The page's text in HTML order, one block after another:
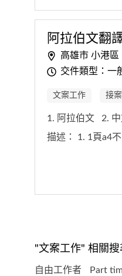
阿拉伯文翻
高雄市 小港區
交件類型：一
文案工作 接
1. 阿拉伯文 2.
描述： 1. 1頁a4
"文案工作" 相關搜
自由工作者 Part